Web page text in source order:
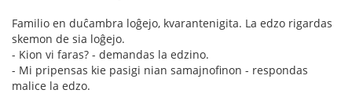
Familio en duĉambra loĝejo, kvarantenigita. La edzo rigardas
skemon de sia loĝejo.
- Kion vi faras? - demandas la edzino.
- Mi pripensas kie pasigi nian samajnofinon - respondas
malice la edzo.